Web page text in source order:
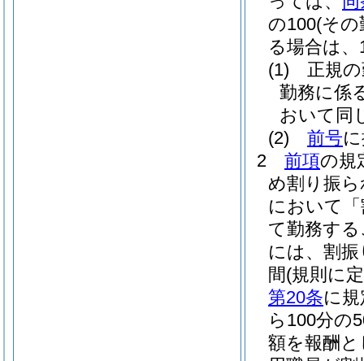
の100(その
る場合は
(1)
正規
勤務に係
おいて同
(2)
前号
2
前項の規
め割り振
において
て勤務す
には、割
間(規則に
第20条に
ら100分の
額を報酬